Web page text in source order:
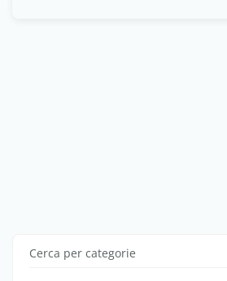
Cerca per categorie